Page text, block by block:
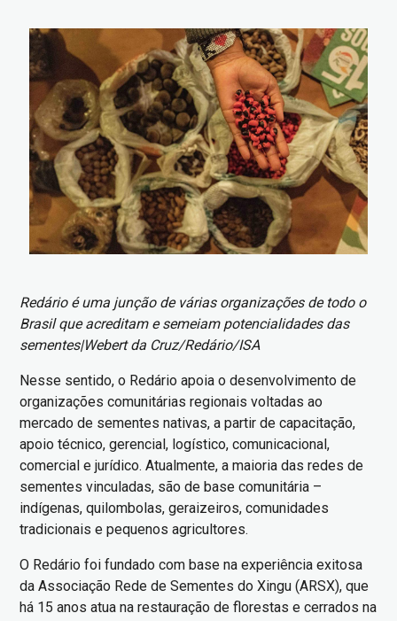
Imagem
Redário é uma junção de várias organizações de todo o
Brasil que acreditam e semeiam potencialidades das
sementes|Webert da Cruz/Redário/ISA
Nesse sentido, o Redário apoia o desenvolvimento de
organizações comunitárias regionais voltadas ao
mercado de sementes nativas, a partir de capacitação,
apoio técnico, gerencial, logístico, comunicacional,
comercial e jurídico. Atualmente, a maioria das redes de
sementes vinculadas, são de base comunitária –
indígenas, quilombolas, geraizeiros, comunidades
tradicionais e pequenos agricultores.
O Redário foi fundado com base na experiência exitosa
da Associação Rede de Sementes do Xingu (ARSX), que
há 15 anos atua na restauração de florestas e cerrados na